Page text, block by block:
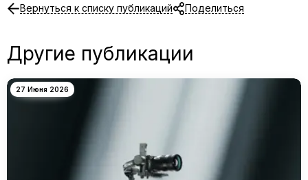
Вернуться к списку публикаций Поделиться
Другие публикации
27 Июня 2026